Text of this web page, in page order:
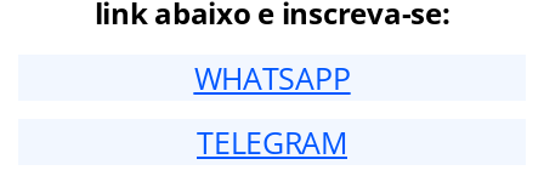
link abaixo e inscreva-se:
WHATSAPP
TELEGRAM